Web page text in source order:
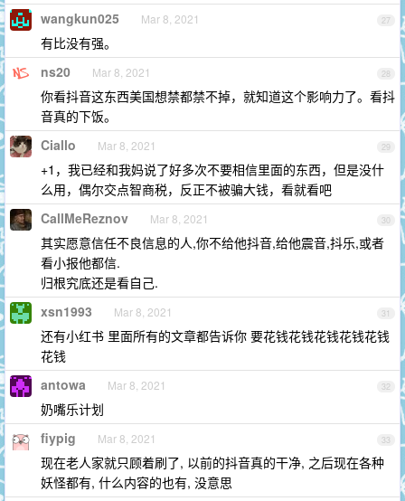
27
wangkun025 Mar 8, 2021
有比没有强。
28
ns20 Mar 8, 2021
你看抖音这东西美国想禁都禁不掉，就知道这个影响力了。看抖
音真的下饭。
29
Ciallo Mar 8, 2021
+1，我已经和我妈说了好多次不要相信里面的东西，但是没什
么用，偶尔交点智商税，反正不被骗大钱，看就看吧
30
CallMeReznov Mar 8, 2021
其实愿意信任不良信息的人,你不给他抖音,给他震音,抖乐,或者
看小报他都信.
归根究底还是看自己.
31
xsn1993 Mar 8, 2021
还有小红书 里面所有的文章都告诉你 要花钱花钱花钱花钱花钱
花钱
32
antowa Mar 8, 2021
奶嘴乐计划
33
fiypig Mar 8, 2021
现在老人家就只顾着刷了, 以前的抖音真的干净, 之后现在各种
妖怪都有, 什么内容的也有, 没意思